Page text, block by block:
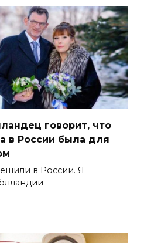
говорит, что
в России была для
в России. Я